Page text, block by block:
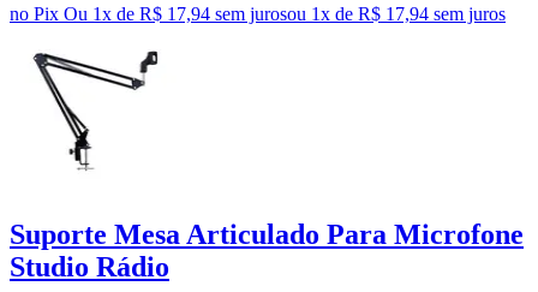
no Pix Ou 1x de R$ 17,94 sem jurosou 1x de R$ 17,94 sem juros
Suporte Mesa Articulado Para Microfone
Studio Rádio